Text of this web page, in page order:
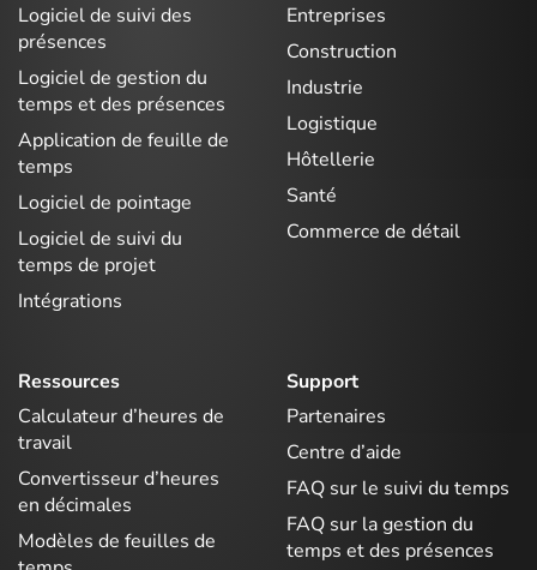
Logiciel de suivi des
présences
Logiciel de gestion du
temps et des présences
Application de feuille de
temps
Logiciel de pointage
Logiciel de suivi du
temps de projet
Intégrations
Entreprises
Construction
Industrie
Logistique
Hôtellerie
Santé
Commerce de détail
Ressources
Calculateur d’heures de
travail
Convertisseur d’heures
en décimales
Modèles de feuilles de
Support
Partenaires
Centre d’aide
FAQ sur le suivi du temps
FAQ sur la gestion du
temps et des présences